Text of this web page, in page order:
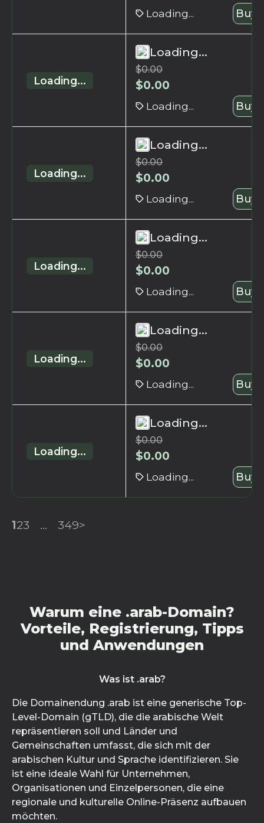
Loading... Buy
Loading...
Loading...
$0.00
$0.00
Loading... Buy
Loading...
Loading...
$0.00
$0.00
Loading... Buy
Loading...
Loading...
$0.00
$0.00
Loading... Buy
Loading...
Loading...
$0.00
$0.00
Loading... Buy
Loading...
Loading...
$0.00
$0.00
Loading... Buy
123 ... 349>
Warum eine .arab-Domain?
Vorteile, Registrierung, Tipps
und Anwendungen
Was ist .arab?
Die Domainendung .arab ist eine generische Top-
Level-Domain (gTLD), die die arabische Welt
repräsentieren soll und Länder und
Gemeinschaften umfasst, die sich mit der
arabischen Kultur und Sprache identifizieren. Sie
ist eine ideale Wahl für Unternehmen,
Organisationen und Einzelpersonen, die eine
regionale und kulturelle Online-Präsenz aufbauen
möchten.